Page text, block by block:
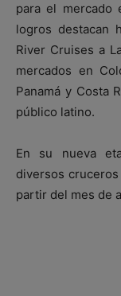
para el mercado
logros destacan
River Cruises a
mercados en
Panamá y Costa
público latino.
En su nueva
diversos
partir del mes de